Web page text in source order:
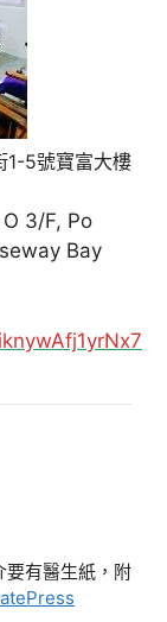
1-5號寶富大樓
3/F, Po
Bay
有醫生紙，附